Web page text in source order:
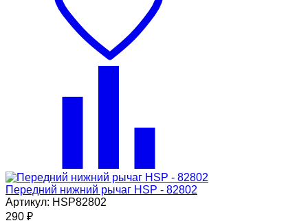
Передний нижний рычаг HSP - 82802
Артикул: HSP82802
290 ₽